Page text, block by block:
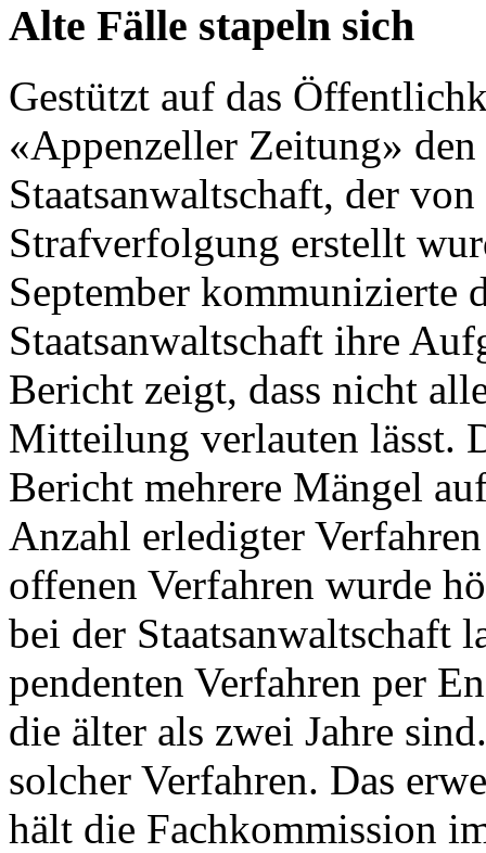
Alte Fälle stapeln sich
Gestützt auf das
«Appenzeller Zeitung»
Staatsanwaltschaft, der
Strafverfolgung erstellt
September kommunizierte
Staatsanwaltschaft ihre
Bericht zeigt, dass nicht
Mitteilung verlauten lässt.
Bericht mehrere Mängel
Anzahl erledigter
offenen Verfahren wurde
bei der Staatsanwaltschaft
pendenten Verfahren per
die älter als zwei Jahre
solcher Verfahren. Das
hält die Fachkommission